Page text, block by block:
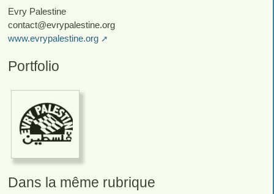
Evry Palestine
contact@evrypalestine.org
www.evrypalestine.org
Portfolio
Dans la même rubrique